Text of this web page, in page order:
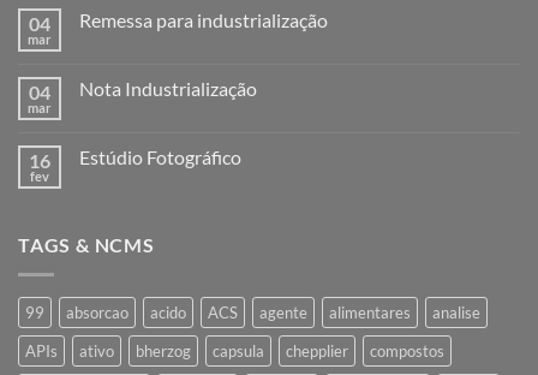
04
mar
Remessa para industrialização
Remessa
04
mar
Nota Industrialização
Nota
16
fev
Estúdio Fotográfico
Fotográfico
TAGS & NCMS
99 absorcao acido ACS agente alimentares
analise
APIs
ativo bherzog capsula chepplier
compostos